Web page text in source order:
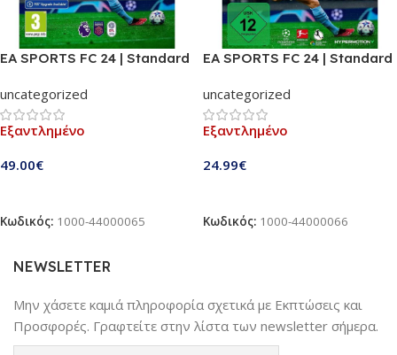
EA SPORTS FC 24 | Standard
uncategorized
Εξαντλημένο
49.00€
Κωδικός: 1000-44000065
EA SPORTS FC 24 | Standard
uncategorized
Εξαντλημένο
24.99€
Κωδικός: 1000-44000066
NEWSLETTER
Μην χάσετε καμιά πληροφορία σχετικά με Εκπτώσεις και
Προσφορές. Γραφτείτε στην λίστα των newsletter σήμερα.